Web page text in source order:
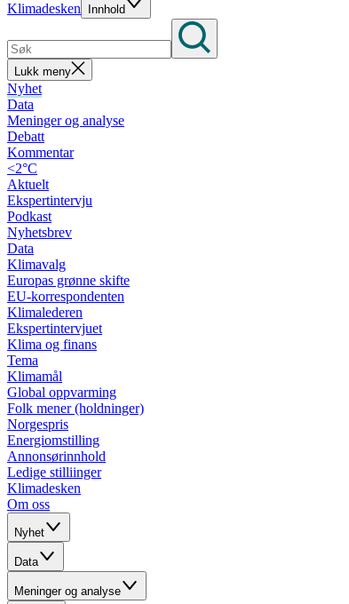
Klimadesken Innhold
Lukk meny
Nyhet
Data
Meninger og analyse
Debatt
Kommentar
<2°C
Aktuelt
Ekspertintervju
Podkast
Nyhetsbrev
Data
Klimavalg
Europas grønne skifte
EU-korrespondenten
Klimalederen
Ekspertintervjuet
Klima og finans
Tema
Klimamål
Global oppvarming
Folk mener (holdninger)
Norgespris
Energiomstilling
Annonsørinnhold
Ledige stilliinger
Klimadesken
Om oss
Nyhet
Data
Meninger og analyse